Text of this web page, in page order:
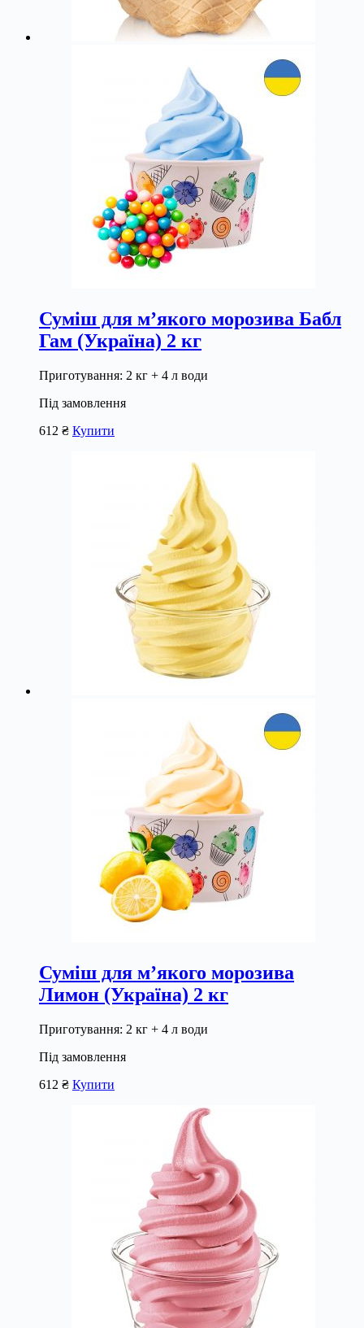
Суміш для м’якого морозива Бабл
Гам (Україна) 2 кг
Приготування: 2 кг + 4 л води
Під замовлення
612 ₴ Купити
Суміш для м’якого морозива
Лимон (Україна) 2 кг
Приготування: 2 кг + 4 л води
Під замовлення
612 ₴ Купити